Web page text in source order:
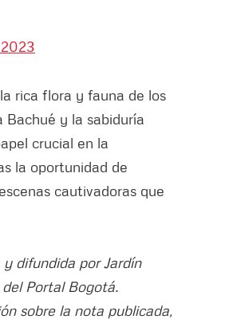
rica flora y fauna de los
Bachué y la sabiduría
crucial en la
la oportunidad de
cautivadoras que
difundida por Jardín
Portal Bogotá.
sobre la nota publicada,